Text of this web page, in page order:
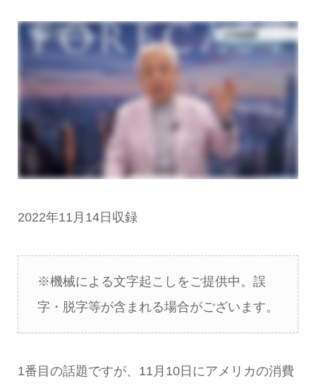
2022年11月14日収録
※機械による文字起こしをご提供中。誤
字・脱字等が含まれる場合がございます。
1番目の話題ですが、11月10日にアメリカの消費